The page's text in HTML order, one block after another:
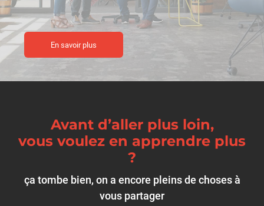
En savoir plus
Avant d’aller plus loin,
vous voulez en apprendre plus
?
ça tombe bien, on a encore pleins de choses à
vous partager